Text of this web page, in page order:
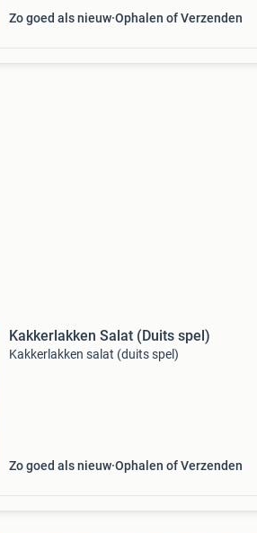
Zo goed als nieuw Ophalen of Verzenden
Kakkerlakken Salat (Duits spel)
Kakkerlakken salat (duits spel)
Zo goed als nieuw Ophalen of Verzenden